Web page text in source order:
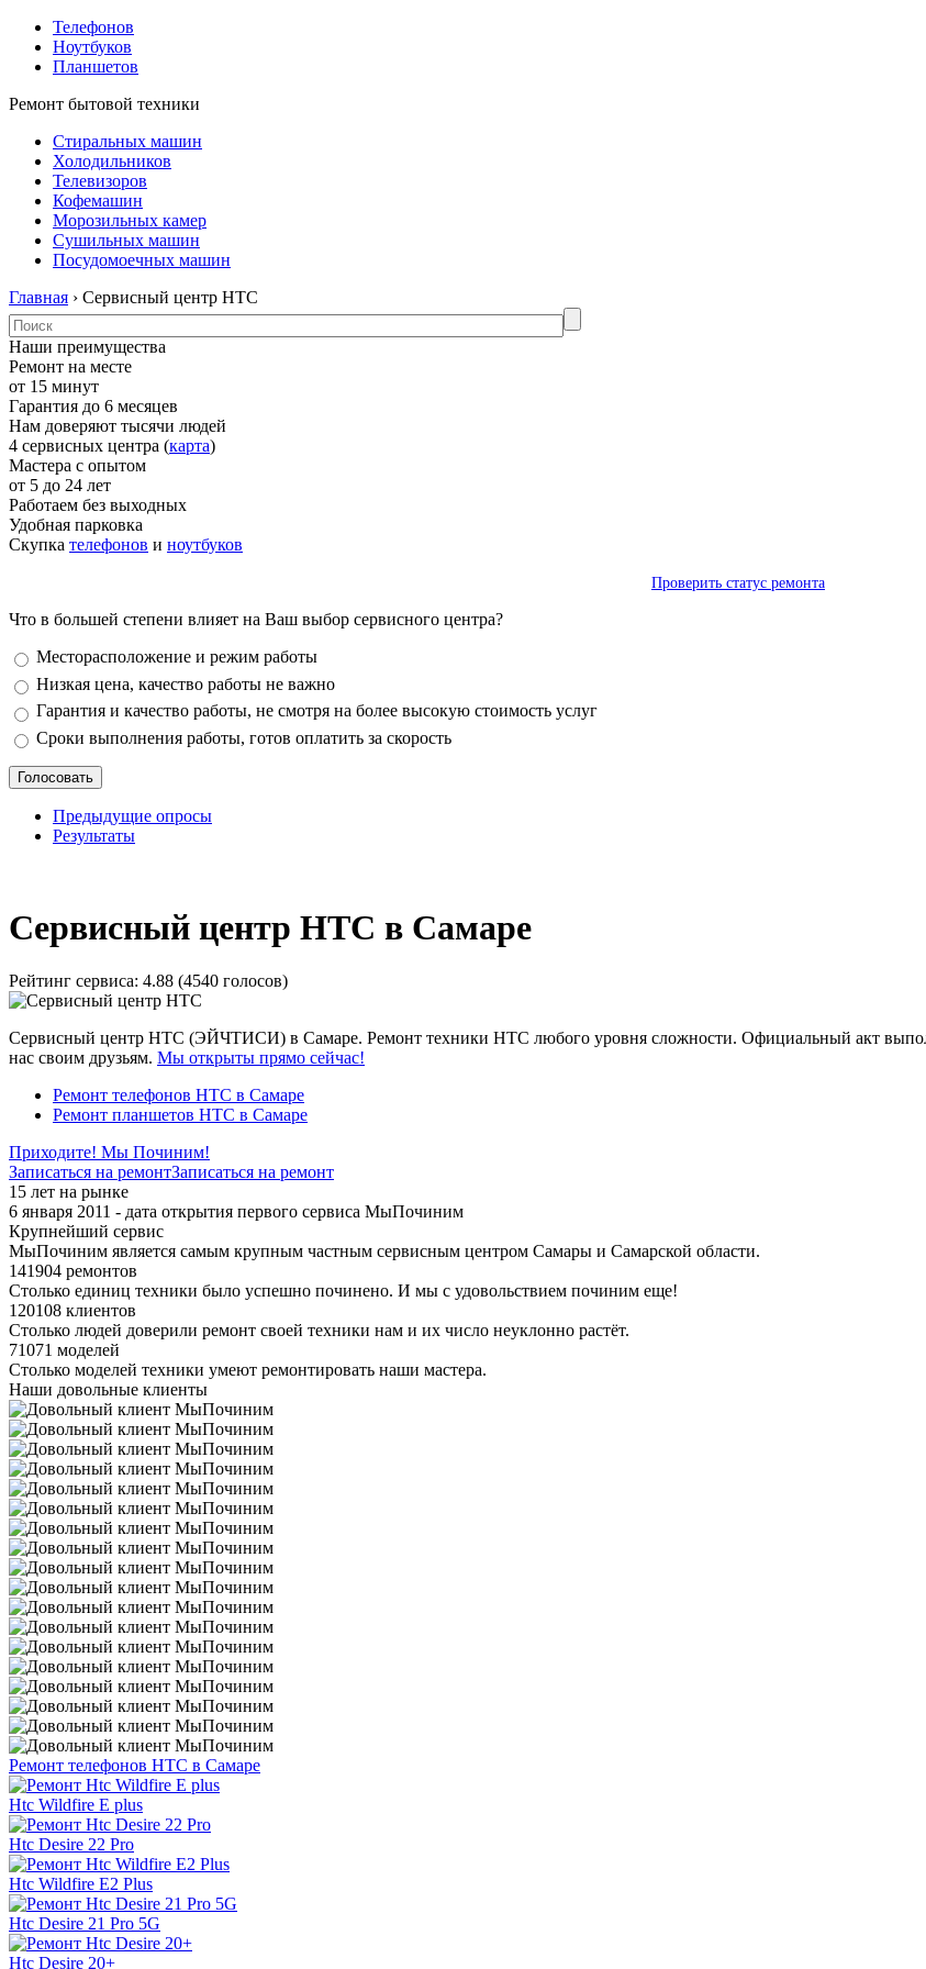
Телефонов
Ноутбуков
Планшетов
Ремонт бытовой техники
Стиральных машин
Холодильников
Телевизоров
Кофемашин
Морозильных камер
Сушильных машин
Посудомоечных машин
Главная › Сервисный центр HTC
Наши преимущества
Ремонт на месте
от 15 минут
Гарантия до 6 месяцев
Нам доверяют тысячи людей
4 сервисных центра (карта)
Мастера с опытом
от 5 до 24 лет
Работаем без выходных
Удобная парковка
Скупка телефонов и ноутбуков
Проверить статус ремонта
Что в большей степени влияет на Ваш выбор сервисного центра?
Варианты
Месторасположение и режим работы
Низкая цена, качество работы не важно
Гарантия и качество работы, не смотря на более высокую стоимость услуг
Сроки выполнения работы, готов оплатить за скорость
Предыдущие опросы
Результаты
Сервисный центр HTC в Самаре
Рейтинг сервиса: 4.88 (4540 голосов)
Сервисный центр HTC (ЭЙЧТИСИ) в Самаре. Ремонт техники HTC любого уровня сложности. Официальный акт
нас своим друзьям. Мы открыты прямо сейчас!
Ремонт телефонов HTC в Самаре
Ремонт планшетов HTC в Самаре
Приходите! Мы Починим!
Записаться на ремонтЗаписаться на ремонт
15 лет на рынке
6 января 2011 - дата открытия первого сервиса МыПочиним
Крупнейший сервис
МыПочиним является самым крупным частным сервисным центром Самары и Самарской области.
141904 ремонтов
Столько единиц техники было успешно починено. И мы с удовольствием починим еще!
120108 клиентов
Столько людей доверили ремонт своей техники нам и их число неуклонно растёт.
71071 моделей
Столько моделей техники умеют ремонтировать наши мастера.
Наши довольные клиенты
Ремонт телефонов HTC в Самаре
Htc Wildfire E plus
Htc Desire 22 Pro
Htc Wildfire E2 Plus
Htc Desire 21 Pro 5G
Htc Desire 20+